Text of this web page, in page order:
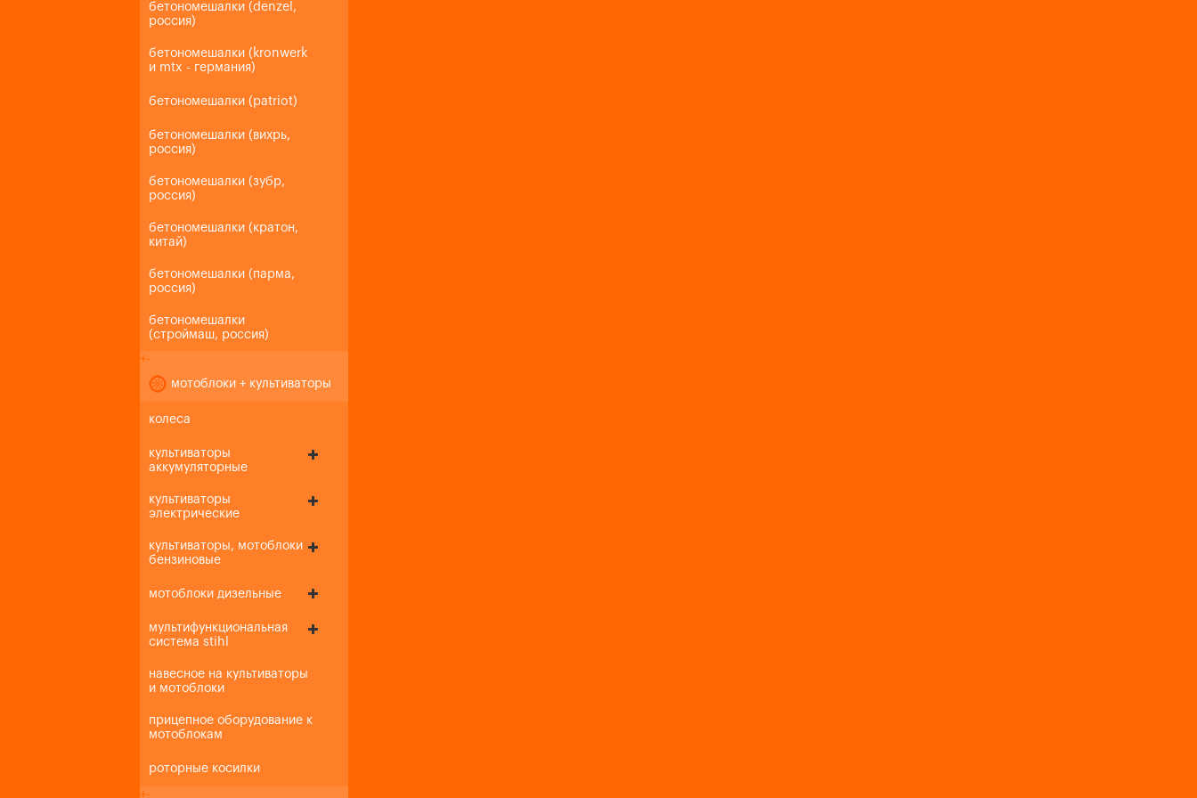
бетономешалки (denzel,
россия)
бетономешалки (kronwerk
и mtx - германия)
бетономешалки (patriot)
бетономешалки (вихрь,
россия)
бетономешалки (зубр,
россия)
бетономешалки (кратон,
китай)
бетономешалки (парма,
россия)
бетономешалки
(строймаш, россия)
+-
мотоблоки + культиваторы
колеса
культиваторы
аккумуляторные
культиваторы
электрические
культиваторы, мотоблоки
бензиновые
мотоблоки дизельные
мультифункциональная
система stihl
навесное на культиваторы
и мотоблоки
прицепное оборудование к
мотоблокам
роторные косилки
+-